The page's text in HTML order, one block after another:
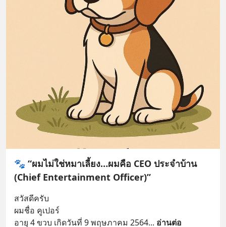
🐾 “ผมไม่ใช่หมาเลี้ยง…ผมคือ CEO ประจำบ้าน
(Chief Entertainment Officer)”
สวัสดีครับ
ผมชื่อ คูเปอร์
อายุ 4 ขวบ เกิดวันที่ 9 พฤษภาคม 2564... อ่านต่อ